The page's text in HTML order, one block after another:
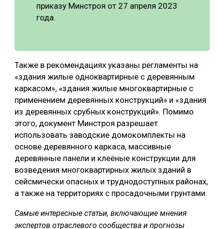
приказу Минстроя от 27 апреля 2023
года.
Также в рекомендациях указаны регламенты на
«здания жилые одноквартирные с деревянным
каркасом», «здания жилые многоквартирные с
применением деревянных конструкций» и «здания
из деревянных срубных конструкций». Помимо
этого, документ Минстроя разрешает
использовать заводские домокомплекты на
основе деревянного каркаса, массивные
деревянные панели и клеёные конструкции для
возведения многоквартирных жилых зданий в
сейсмически опасных и труднодоступных районах,
а также на территориях с просадочными грунтами.
Самые интересные статьи, включающие мнения
экспертов отраслевого сообщества и прогнозы